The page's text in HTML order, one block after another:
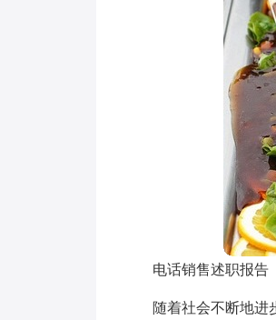
电话销售述职报告
随着社会不断地进